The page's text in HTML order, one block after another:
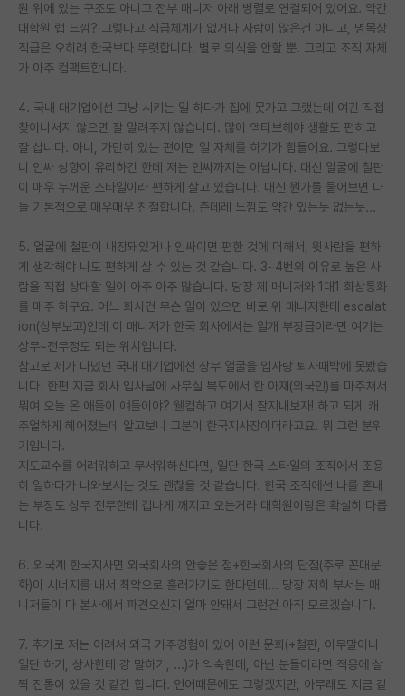
특수/전문대학원 게시판
반도체/AI 게시판
장학금/장학생 게시판
학술 정보 게시판
홍보 게시판
커리어
유학교육
이벤트
반도체 아카데미
재팬라운지 🌸
원 위에 있는 구조도 아니고 전부 매니저 아래 병렬로 연결되어 있어요. 약간
대학원 랩 느낌? 그렇다고 직급체계가 없거나 사람이 많은건 아니고, 명목상
직급은 오히려 한국보다 뚜렷합니다. 별로 의식을 안할 뿐. 그리고 조직 자체
가 아주 컴팩트합니다.
4. 국내 대기업에선 그냥 시키는 일 하다가 집에 못가고 그랬는데 여긴 직접
찾아나서지 않으면 잘 알려주지 않습니다. 많이 액티브해야 생활도 편하고
잘 삽니다. 아니, 가만히 있는 편이면 일 자체를 하기가 힘들어요. 그렇다보
니 인싸 성향이 유리하긴 한데 저는 인싸까지는 아닙니다. 대신 얼굴에 철판
이 매우 두꺼운 스타일이라 편하게 살고 있습니다. 대신 뭔가를 물어보면 다
들 기본적으로 매우매우 친절합니다. 츤데레 느낌도 약간 있는듯 없는듯...
5. 얼굴에 철판이 내장돼있거나 인싸이면 편한 것에 더해서, 윗사람을 편하
게 생각해야 나도 편하게 살 수 있는 것 같습니다. 3~4번의 이유로 높은 사
람을 직접 상대할 일이 아주 아주 많습니다. 당장 제 매니저와 1대1 화상통화
를 매주 하구요. 어느 회사건 무슨 일이 있으면 바로 위 매니저한테 escalat
ion(상부보고)인데 이 매니저가 한국 회사에서는 일개 부장급이라면 여기는
상무~전무정도 되는 위치입니다.
참고로 제가 다녔던 국내 대기업에선 상무 얼굴을 입사랑 퇴사때밖에 못봤습
니다. 한편 지금 회사 입사날에 사무실 복도에서 한 아재(외국인)를 마주쳐서
뭐여 오늘 온 애들이 얘들이야? 웰컴하고 여기서 잘지내보자! 하고 되게 캐
주얼하게 헤어졌는데 알고보니 그분이 한국지사장이더라고요. 뭐 그런 분위
기입니다.
지도교수를 어려워하고 무서워하신다면, 일단 한국 스타일의 조직에서 조용
히 일하다가 나와보시는 것도 괜찮을 것 같습니다. 한국 조직에선 나를 혼내
는 부장도 상무 전무한테 겁나게 깨지고 오는거라 대학원이랑은 확실히 다릅
니다.
6. 외국계 한국지사면 외국회사의 안좋은 점+한국회사의 단점(주로 꼰대문
화)이 시너지를 내서 최악으로 흘러가기도 한다던데... 당장 저희 부서는 매
니저들이 다 본사에서 파견오신지 얼마 안돼서 그런건 아직 모르겠습니다.
7. 추가로 저는 어려서 외국 거주경험이 있어 이런 문화(+철판, 아무말이나
일단 하기, 상사한테 걍 말하기, ...)가 익숙한데, 아닌 분들이라면 적응에 살
짝 진통이 있을 것 같긴 합니다. 언어때문에도 그렇겠지만, 아무래도 지금 같